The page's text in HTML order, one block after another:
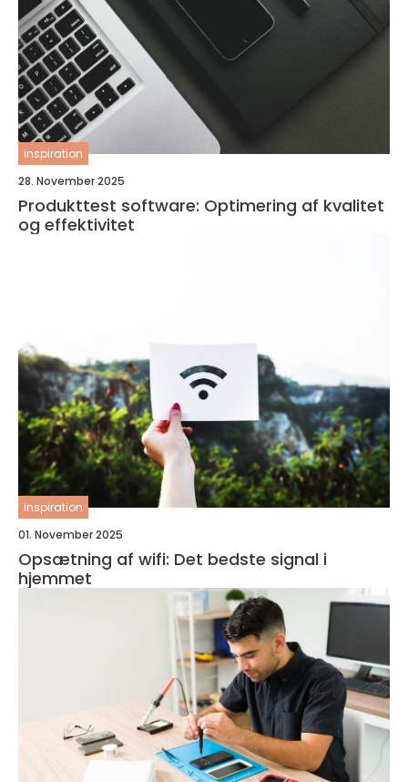
inspiration
28. November 2025
Produkttest software: Optimering af kvalitet
og effektivitet
inspiration
01. November 2025
Opsætning af wifi: Det bedste signal i
hjemmet